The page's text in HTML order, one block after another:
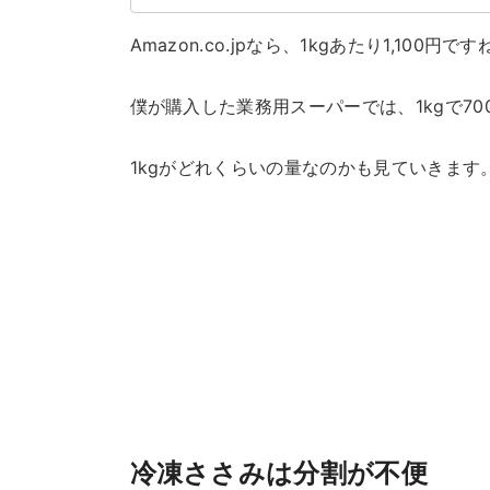
Amazon.co.jpなら、1kgあたり1,100円ですね
僕が購入した業務用スーパーでは、1kgで
1kgがどれくらいの量なのかも見ていきます。
冷凍ささみは分割が不便